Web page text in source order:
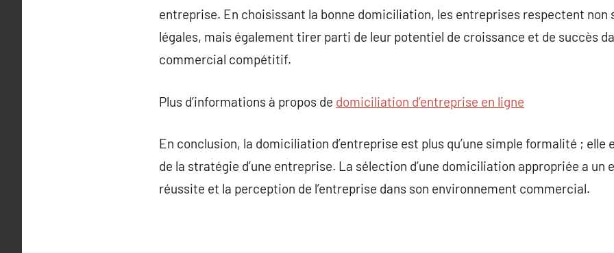
entreprise. En choisissant la bonne domiciliation, les entreprises respectent non
légales, mais également tirer parti de leur potentiel de croissance et de succès
commercial compétitif.
Plus d’informations à propos de domiciliation d’entreprise en ligne
En conclusion, la domiciliation d’entreprise est plus qu’une simple formalité ; elle
de la stratégie d’une entreprise. La sélection d’une domiciliation appropriée a un
réussite et la perception de l’entreprise dans son environnement commercial.